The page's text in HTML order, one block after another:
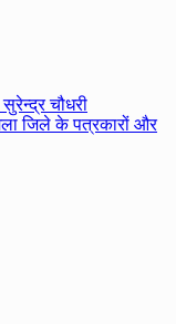
चौधरी
जिले के पत्रकारों और